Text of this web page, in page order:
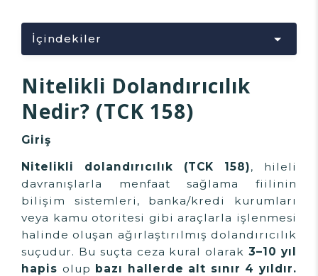
İçindekiler
Nitelikli Dolandırıcılık
Nedir? (TCK 158)
Giriş
Nitelikli dolandırıcılık (TCK 158), hileli
davranışlarla menfaat sağlama fiilinin
bilişim sistemleri, banka/kredi kurumları
veya kamu otoritesi gibi araçlarla işlenmesi
halinde oluşan ağırlaştırılmış dolandırıcılık
suçudur. Bu suçta ceza kural olarak 3–10 yıl
hapis olup bazı hallerde alt sınır 4 yıldır.